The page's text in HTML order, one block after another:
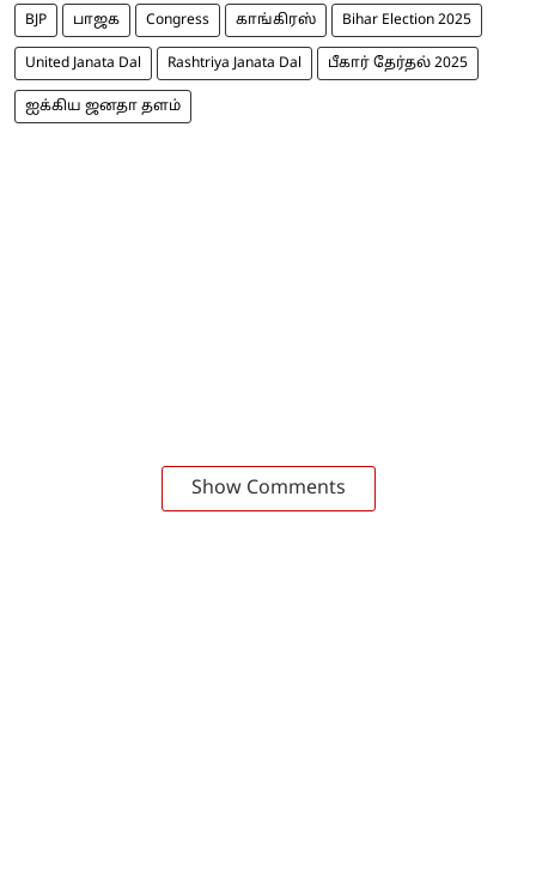
BJP பாஜக Congress காங்கிரஸ் Bihar Election 2025
United Janata Dal Rashtriya Janata Dal பீகார் தேர்தல் 2025
ஐக்கிய ஜனதா தளம்
Show Comments